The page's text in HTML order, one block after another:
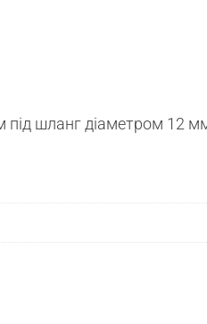
під шланг діаметром 12